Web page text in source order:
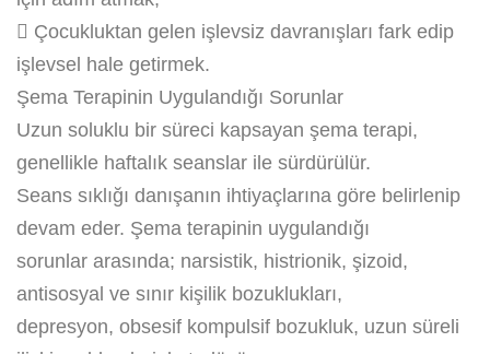
 Çocukluktan gelen işlevsiz davranışları fark edip
işlevsel hale getirmek.
Şema Terapinin Uygulandığı Sorunlar
Uzun soluklu bir süreci kapsayan şema terapi,
genellikle haftalık seanslar ile sürdürülür.
Seans sıklığı danışanın ihtiyaçlarına göre belirlenip
devam eder. Şema terapinin uygulandığı
sorunlar arasında; narsistik, histrionik, şizoid,
antisosyal ve sınır kişilik bozuklukları,
depresyon, obsesif kompulsif bozukluk, uzun süreli